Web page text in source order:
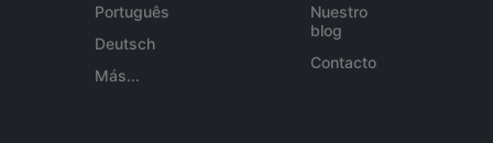
Português
Deutsch
Más...
Nuestro
blog
Contacto